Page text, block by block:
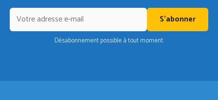
S'abonner
Désabonnement possible à tout moment.